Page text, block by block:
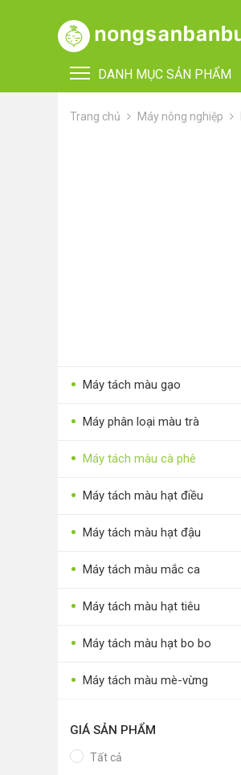
DANH MỤC SẢN PHẨM
Chim - Cây - Cá - Chó
• Sản phẩm- Dịch vụ #
• Kỹ thuật - Công nghệ
• Nhà cửa - Đời sống
Trang chủ Máy nông nghiệp
• Máy tách màu gạo
• Máy phân loại màu trà
• Máy tách màu cà phê
• Máy tách màu hạt điều
• Máy tách màu hạt đậu
• Máy tách màu mắc ca
• Máy tách màu hạt tiêu
• Máy tách màu hạt bo bo
• Máy tách màu mè-vừng
GIÁ SẢN PHẨM
Tất cả